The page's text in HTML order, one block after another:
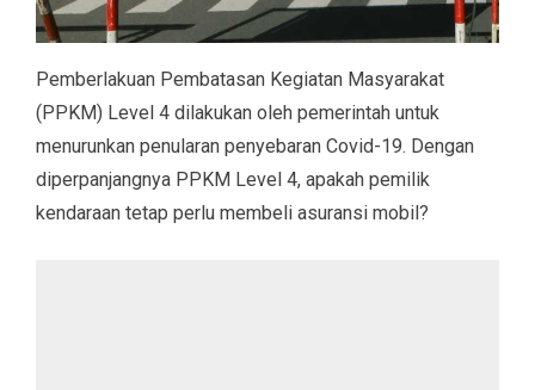
Pemberlakuan Pembatasan Kegiatan Masyarakat
(PPKM) Level 4 dilakukan oleh pemerintah untuk
menurunkan penularan penyebaran Covid-19. Dengan
diperpanjangnya PPKM Level 4, apakah pemilik
kendaraan tetap perlu membeli asuransi mobil?